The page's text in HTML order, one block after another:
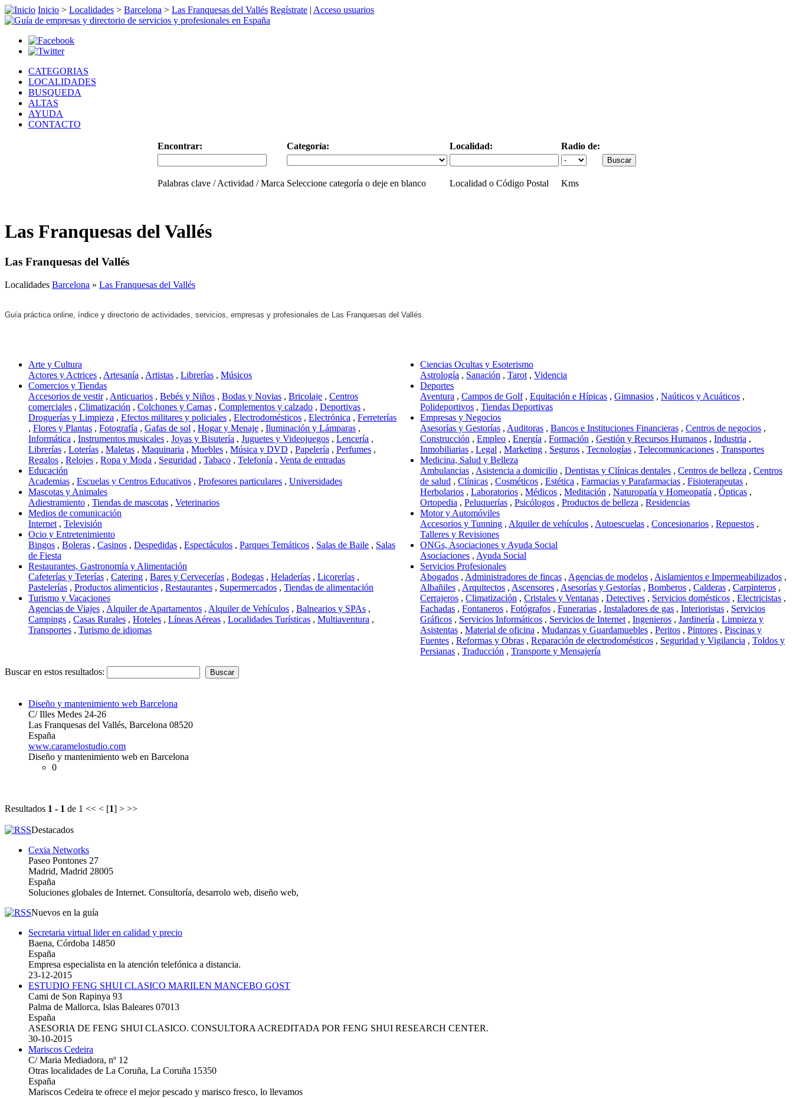
Inicio > Localidades > Barcelona > Las Franquesas del Vallés Regístrate | Acceso usuarios
CATEGORIAS
LOCALIDADES
BUSQUEDA
ALTAS
AYUDA
CONTACTO
Encontrar: Categoría: Localidad: Radio de:
Palabras clave / Actividad / Marca Seleccione categoría o deje en blanco Localidad o Código Postal Kms
Las Franquesas del Vallés
Las Franquesas del Vallés
Localidades Barcelona » Las Franquesas del Vallés
Guía práctica online, índice y directorio de actividades, servicios, empresas y profesionales de Las Franquesas del Vallés.
Arte y Cultura
Actores y Actrices , Artesanía , Artistas , Librerías , Músicos
Comercios y Tiendas
Accesorios de vestir, Anticuarios , Bebés y Niños , Bodas y Novias , Bricolaje , Centros
comerciales , Climatización , Colchones y Camas , Complementos y calzado , Deportivas ,
Droguerías y Limpieza , Efectos militares y policiales , Electrodomésticos , Electrónica , Ferreterías
, Flores y Plantas , Fotografía , Gafas de sol , Hogar y Menaje , Iluminación y Lámparas ,
Informática , Instrumentos musicales , Joyas y Bisutería , Juguetes y Videojuegos , Lencería ,
Librerías , Loterías , Maletas , Maquinaria , Muebles , Música y DVD , Papelería , Perfumes ,
Regalos , Relojes , Ropa y Moda , Seguridad , Tabaco , Telefonía , Venta de entradas
Educación
Academias , Escuelas y Centros Educativos , Profesores particulares , Universidades
Mascotas y Animales
Adiestramiento , Tiendas de mascotas , Veterinarios
Medios de comunicación
Internet , Televisión
Ocio y Entretenimiento
Bingos , Boleras , Casinos , Despedidas , Espectáculos , Parques Temáticos , Salas de Baile , Salas
de Fiesta
Restaurantes, Gastronomía y Alimentación
Cafeterías y Teterías , Catering , Bares y Cervecerías , Bodegas , Heladerías , Licorerías ,
Pastelerías , Productos alimenticios , Restaurantes , Supermercados , Tiendas de alimentación
Turismo y Vacaciones
Agencias de Viajes , Alquiler de Apartamentos , Alquiler de Vehículos , Balnearios y SPAs ,
Campings , Casas Rurales , Hoteles , Líneas Aéreas , Localidades Turísticas , Multiaventura ,
Transportes , Turismo de idiomas
Ciencias Ocultas y Esoterismo
Astrología , Sanación , Tarot , Videncia
Deportes
Aventura , Campos de Golf, Equitación e Hípicas , Gimnasios , Naúticos y Acuáticos ,
Polideportivos , Tiendas Deportivas
Empresas y Negocios
Asesorías y Gestorías , Auditoras , Bancos e Instituciones Financieras , Centros de negocios ,
Construcción , Empleo , Energía , Formación , Gestión y Recursos Humanos , Industria ,
Inmobiliarias , Legal , Marketing , Seguros , Tecnologías , Telecomunicaciones , Transportes
Medicina, Salud y Belleza
Ambulancias , Asistencia a domicilio , Dentistas y Clínicas dentales , Centros de belleza , Centros
de salud , Clínicas , Cosméticos , Estética , Farmacias y Parafarmacias , Fisioterapeutas ,
Herbolarios , Laboratorios , Médicos , Meditación , Naturopatía y Homeopatía , Ópticas ,
Ortopedia , Peluquerías , Psicólogos , Productos de belleza , Residencias
Motor y Automóviles
Accesorios y Tunning , Alquiler de vehículos , Autoescuelas , Concesionarios , Repuestos ,
Talleres y Revisiones
ONGs, Asociaciones y Ayuda Social
Asociaciones , Ayuda Social
Servicios Profesionales
Abogados , Administradores de fincas , Agencias de modelos , Aislamientos e Impermeabilizados ,
Albañiles , Arquitectos , Ascensores , Asesorías y Gestorías , Bomberos , Calderas , Carpinteros ,
Cerrajeros , Climatización , Cristales y Ventanas , Detectives , Servicios domésticos , Electricistas ,
Fachadas , Fontaneros , Fotógrafos , Funerarias , Instaladores de gas , Interioristas , Servicios
Gráficos , Servicios Informáticos , Servicios de Internet , Ingenieros , Jardinería , Limpieza y
Asistentas , Material de oficina , Mudanzas y Guardamuebles , Peritos , Pintores , Piscinas y
Fuentes , Reformas y Obras , Reparación de electrodomésticos , Seguridad y Vigilancia , Toldos y
Persianas , Traducción , Transporte y Mensajería
Buscar en estos resultados:
Diseño y mantenimiento web Barcelona
C/ Illes Medes 24-26
Las Franquesas del Vallés, Barcelona 08520
España
www.caramelostudio.com
Diseño y mantenimiento web en Barcelona
0
Resultados 1 - 1 de 1 << < [1] > >>
Destacados
Cexia Networks
Paseo Pontones 27
Madrid, Madrid 28005
España
Soluciones globales de Internet. Consultoría, desarrolo web, diseño web,
Nuevos en la guía
Secretaria virtual lider en calidad y precio
Baena, Córdoba 14850
España
Empresa especialista en la atención telefónica a distancia.
23-12-2015
ESTUDIO FENG SHUI CLASICO MARILEN MANCEBO GOST
Cami de Son Rapinya 93
Palma de Mallorca, Islas Baleares 07013
España
ASESORIA DE FENG SHUI CLASICO. CONSULTORA ACREDITADA POR FENG SHUI RESEARCH CENTER.
30-10-2015
Mariscos Cedeira
C/ Maria Mediadora, nº 12
Otras localidades de La Coruña, La Coruña 15350
España
Mariscos Cedeira te ofrece el mejor pescado y marisco fresco, lo llevamos